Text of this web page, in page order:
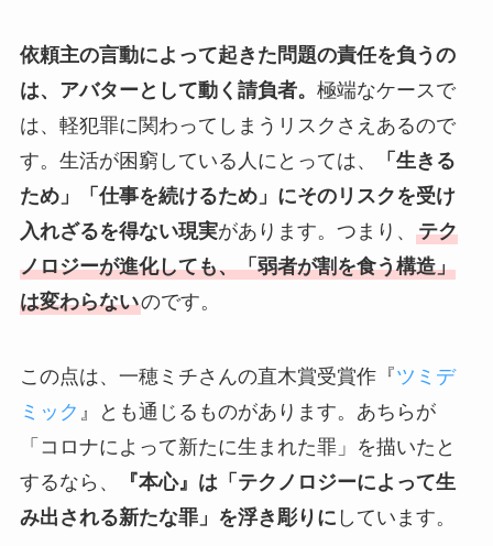
依頼主の言動によって起きた問題の責任を負うの
は、アバターとして動く請負者。 極端なケースで
は、軽犯罪に関わってしまうリスクさえあるので
す。生活が困窮している人にとっては、
「生きる
ため」「仕事を続けるため」にそのリスクを受け
入れざるを得ない現実があります。つまり、 テク
ノロジーが進化しても、「弱者が割を食う構造」
は変わらないのです。
この点は、一穂ミチさんの直木賞受賞作『ツミデ
ミック 』とも通じるものがあります。あちらが
「コロナによって新たに生まれた罪」を描いたと
するなら、
『本心』は「テクノロジーによって生
み出される新たな罪」を浮き彫りに しています。